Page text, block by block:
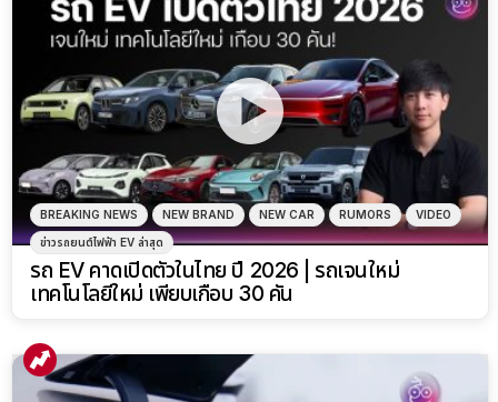
BREAKING NEWS NEW BRAND NEW CAR RUMORS VIDEO
ข่าวรถยนต์ไฟฟ้า EV ล่าสุด
รถ EV คาดเปิดตัวในไทย ปี 2026 | รถเจนใหม่
เทคโนโลยีใหม่ เพียบเกือบ 30 คัน